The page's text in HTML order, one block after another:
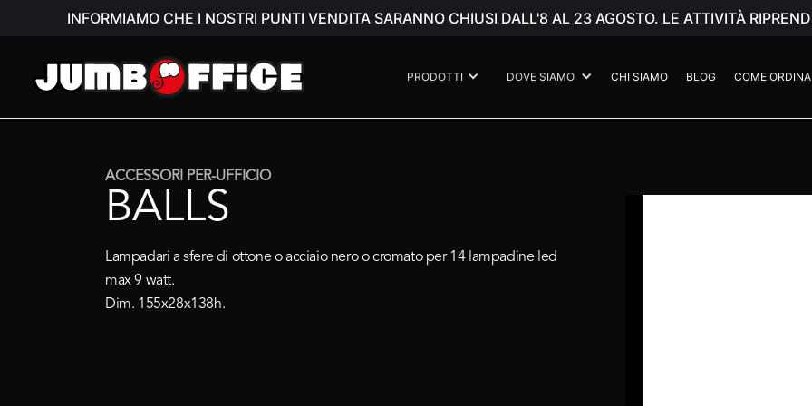
INFORMIAMO CHE I NOSTRI PUNTI VENDITA SARANNO CHIUSI DALL'8 AL 23 AGOSTO. LE ATTIVITÀ
PRODOTTI DOVE SIAMO CHI SIAMO BLOG COME
ACCESSORI PER-UFFICIO
BALLS
Lampadari a sfere di ottone o acciaio nero o cromato per 14 lampadine led
max 9 watt.
Dim. 155x28x138h.